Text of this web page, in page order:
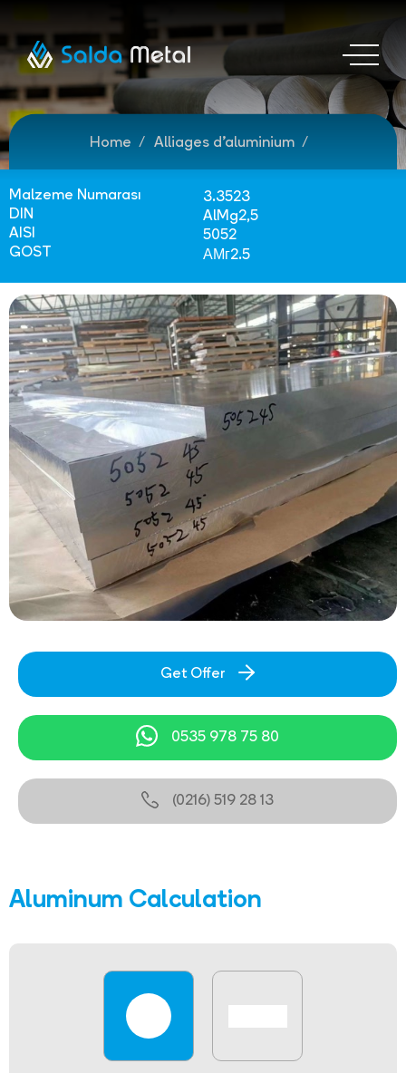
Home Alliages d'aluminium
Malzeme Numarası
3.3523
DIN
AlMg2,5
AISI
5052
GOST
АМг2.5
Get Offer
0535 978 75 80
(0216) 519 28 13
Aluminum Calculation